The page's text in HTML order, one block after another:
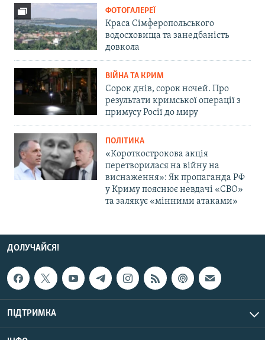
ФОТОГАЛЕРЕЇ
Краса Сімферопольського
водосховища та занедбаність
довкола
ВІЙНА ТА КРИМ
Сорок днів, сорок ночей. Про
результати кримської операції з
примусу Росії до миру
ПОЛІТИКА
«Короткострокова акція
перетворилася на війну на
виснаження»: Як пропаганда РФ
у Криму пояснює невдачі «СВО»
та залякує «мінними атаками»
ДОЛУЧАЙСЯ!
ПІДТРИМКА